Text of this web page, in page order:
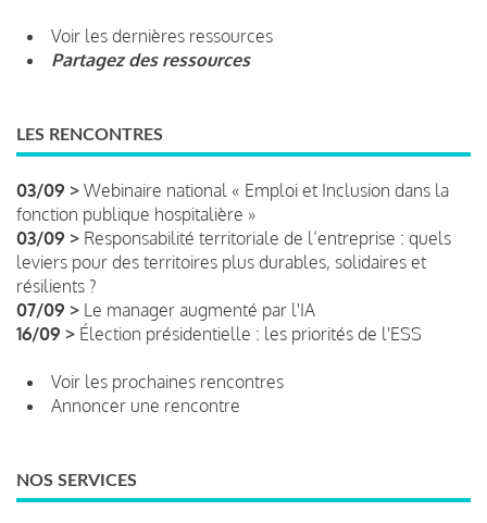
Voir les dernières ressources
Partagez des ressources
LES RENCONTRES
03/09 > Webinaire national « Emploi et Inclusion dans la
fonction publique hospitalière »
03/09 > Responsabilité territoriale de l’entreprise : quels
leviers pour des territoires plus durables, solidaires et
résilients ?
07/09 > Le manager augmenté par l'IA
16/09 > Élection présidentielle : les priorités de l'ESS
Voir les prochaines rencontres
Annoncer une rencontre
NOS SERVICES